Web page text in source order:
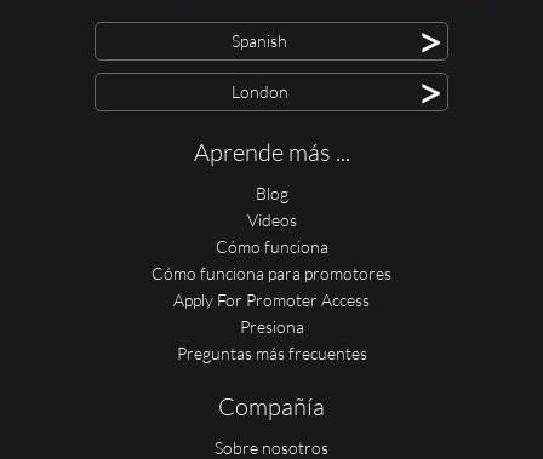
Spanish >
London >
Aprende más ...
Blog
Videos
Cómo funciona
Cómo funciona para promotores
Apply For Promoter Access
Presiona
Preguntas más frecuentes
Compañía
Sobre nosotros